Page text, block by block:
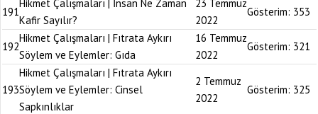
191
Hikmet Çalışmaları | İnsan Ne Zaman
Kafir Sayılır?
23 Temmuz
2022
Gösterim: 353
192
Hikmet Çalışmaları | Fıtrata Aykırı
Söylem ve Eylemler: Gıda
16 Temmuz
2022
Gösterim: 321
193
Hikmet Çalışmaları | Fıtrata Aykırı
Söylem ve Eylemler: Cinsel
Sapkınlıklar
2 Temmuz
2022
Gösterim: 325